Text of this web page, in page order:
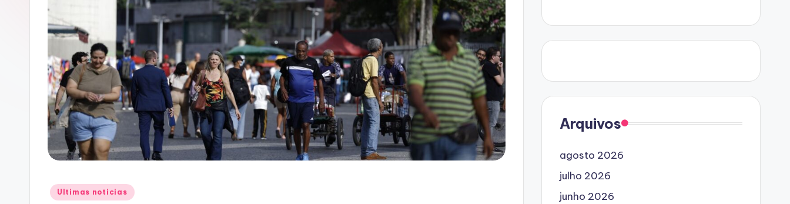
A
C
Posted
Ultimas noticias
Arquivos
agosto 2026
julho 2026
junho 2026